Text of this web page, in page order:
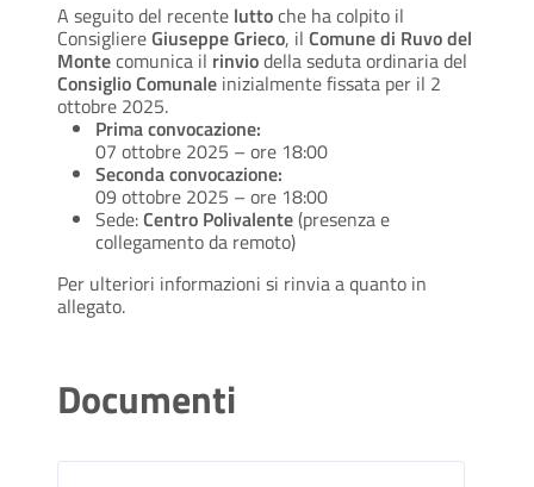
A seguito del recente luttoche ha colpito il
ConsigliereGiuseppe Grieco, il Comune di Ruvo del
Montecomunica il rinviodella seduta ordinaria del
Consiglio Comunale inizialmente fissata per il 2
ottobre 2025.
Prima convocazione:
07 ottobre 2025 – ore 18:00
Seconda convocazione:
09 ottobre 2025 – ore 18:00
Sede:Centro Polivalente(presenza e
collegamento da remoto)
Per ulteriori informazioni si rinvia a quanto in
allegato.
Documenti